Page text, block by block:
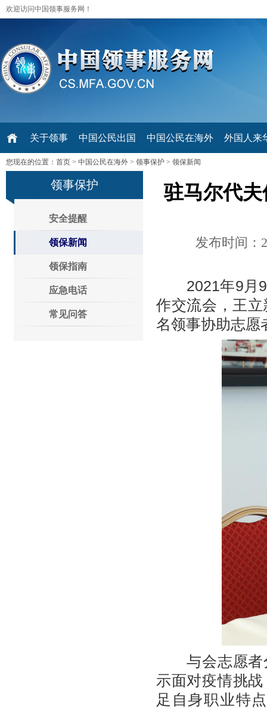
欢迎访问中国领事服务网！
关于领事 中国公民出国 中国公民在海外 外国人来
您现在的位置： 首页 > 中国公民在海外 > 领事保护 > 领保新闻
领事保护
安全提醒
领保新闻
领保指南
应急电话
常见问答
驻马尔代
发布时间：
2021年9月9
作交流会，王
名领事协助志愿
与会志愿者分
示面对疫情挑
足自身职业特